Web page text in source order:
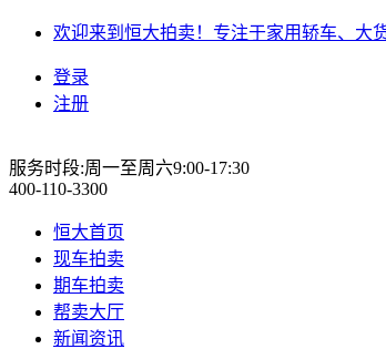
欢迎来到恒大拍卖！专注于家用轿车、大
登录
注册
服务时段:周一至周六9:00-17:30
400-110-3300
恒大首页
现车拍卖
期车拍卖
帮卖大厅
新闻资讯